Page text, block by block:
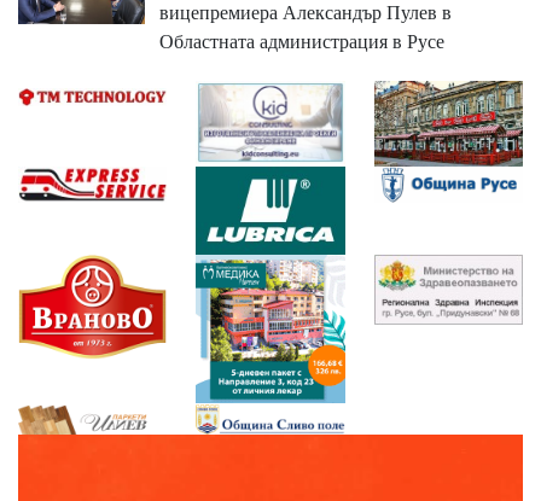
вицепремиера Александър Пулев в
Областната администрация в Русе